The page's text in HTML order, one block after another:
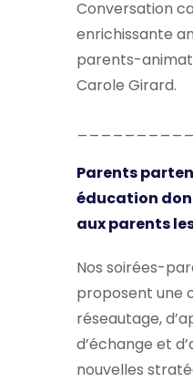
Conversation
enrichissante
parents-
Carole Girard.
Parents
éducation
aux parents
Nos soirées-
proposent une
réseautage,
d’échange et
nouvelles